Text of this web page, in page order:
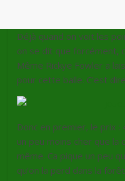
Déjà quand on voit les
on se dit que forcément,
Même Rickye Fowler a
pour cette balle. C’est
Donc en premier, le prix :
un peu moins cher que la
même. Ca pique un peu
qu’on la perd dans la